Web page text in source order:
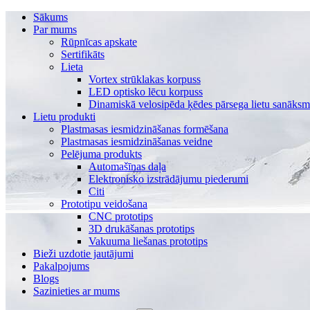
Sākums
Par mums
Rūpnīcas apskate
Sertifikāts
Lieta
Vortex strūklakas korpuss
LED optisko lēcu korpuss
Dinamiskā velosipēda ķēdes pārsega lietu
Lietu produkti
Plastmasas iesmidzināšanas formēšana
Plastmasas iesmidzināšanas veidne
Pelējuma produkts
Automašīnas daļa
Elektronisko izstrādājumu piederumi
Citi
Prototipu veidošana
CNC prototips
3D drukāšanas prototips
Vakuuma liešanas prototips
Bieži uzdotie jautājumi
Pakalpojums
Blogs
Sazinieties ar mums